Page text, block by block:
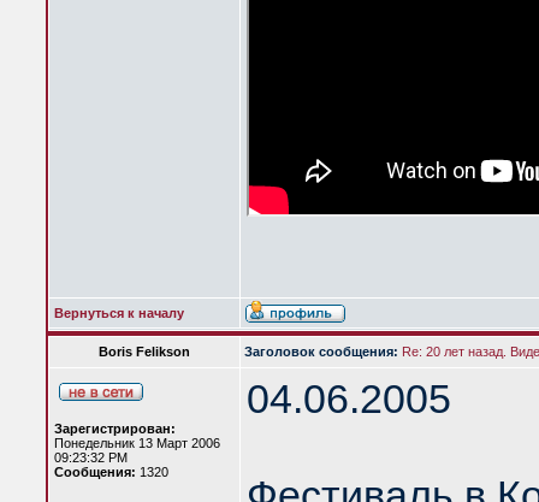
Вернуться к началу
Boris Felikson Заголовок сообщения: Re: 20 лет назад.
Зарегистрирован:
Понедельник 13 Март 2006
09:23:32 PM
Сообщения: 1320
04.06.2005